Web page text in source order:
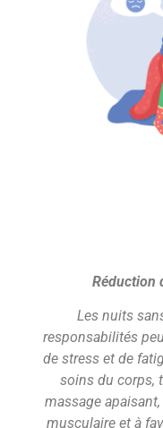
Réduction
Les nuits
responsabilités
de stress et de
soins du corps,
massage
musculaire et à